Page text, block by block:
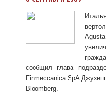
сообщил глава
Finmeccanica SpA
Bloomberg.